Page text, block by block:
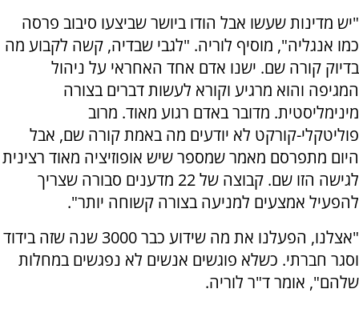
"יש מדינות שעשו אבל הודו ביושר שביצעו סיבוב פרסה
כמו אנגליה", מוסיף לוריה. "לגבי שבדיה, קשה לקבוע מה
בדיוק קורה שם. ישנו אדם אחד האחראי על ניהול
המגיפה והוא מרגיע וקורא לעשות דברים בצורה
מינימליסטית. מדובר באדם רגוע מאוד. מרוב
פוליטקלי-קורקט לא יודעים מה באמת קורה שם, אבל
היום מתפרסם מאמר שמספר שיש אופוזיציה מאוד רצינית
לגישה הזו שם. קבוצה של 22 מדענים סבורה שצריך
להפעיל אמצעים למניעה בצורה קשוחה יותר".
"אצלנו, הפעלנו את מה שידוע כבר 3000 שנה שזה בידוד
וסגר חברתי. כשלא פוגשים אנשים לא נפגשים במחלות
שלהם", אומר ד"ר לוריה.